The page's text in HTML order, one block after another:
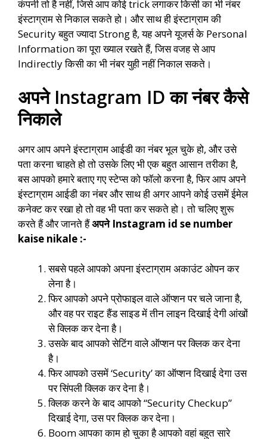
कंपनी तो है नहीं, जिसे आप कोई trick लगाकर किसी का भी नंबर
इंस्टाग्राम से निकाल सकते हो। और साथ ही इंस्टाग्राम की
Security बहुत ज्यादा Strong है, यह अपने यूजर्स के Personal
Information का पूरा ख्याल रखते हैं, जिस वजह से आप
Indirectly किसी का भी नंबर युही नहीं निकाल सकते।
अपने Instagram ID का नंबर कैसे
निकाले
अगर आप अपने इंस्टाग्राम आईडी का नंबर भूल चुके हो, और उसे
पता करना चाहते हो तो उसके लिए भी एक बहुत आसान तरीका है,
बस आपको हमारे बताए गए स्टेप्स को फॉलो करना है, फिर आप अपने
इंस्टाग्राम आईडी का नंबर और साथ ही अगर आपने कोई उसमें ईमेल
कनेक्ट कर रखा हो तो वह भी पता कर सकते हो। तो चलिए शुरू
करते हैं और जानते हैंअपने Instagram id se number
kaise nikale :-
सबसे पहले आपको अपना इंस्टाग्राम अकाउंट ओपन कर
लेना है।
फिर आपको अपने प्रोफाइल वाले ऑप्शन पर चले जाना है,
और वह पर राइट हैंड साइड में तीन लाइन दिखाई देगी आंखों
से क्लिक कर देना है।
उसके बाद आपको सेटिंग वाले ऑप्शन पर क्लिक कर देना
है।
फिर आपको उसमें ‘Security’ का ऑप्शन दिखाई देगा उस
पर सिंपली क्लिक कर देना है।
क्लिक करने के बाद आपको “Security Checkup”
दिखाई देगा, उस पर क्लिक कर देना।
Boom आपका काम हो चुका है आपको वहां बहुत सारे